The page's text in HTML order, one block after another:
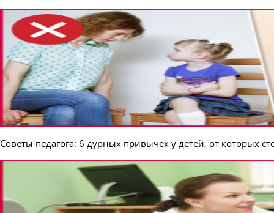
Советы педагога: 6 дурных привычек у детей, от которых